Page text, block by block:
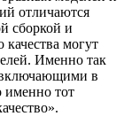
отличаются
сборкой и
могут
Именно так
включающими в
тот